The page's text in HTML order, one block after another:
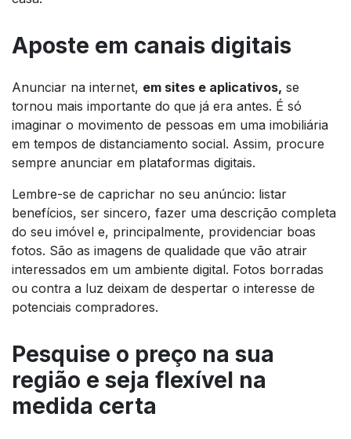
Aposte em canais digitais
Anunciar na internet, em sites e aplicativos, se
tornou mais importante do que já era antes. É só
imaginar o movimento de pessoas em uma imobiliária
em tempos de distanciamento social. Assim, procure
sempre anunciar em plataformas digitais.
Lembre-se de caprichar no seu anúncio: listar
benefícios, ser sincero, fazer uma descrição completa
do seu imóvel e, principalmente, providenciar boas
fotos. São as imagens de qualidade que vão atrair
interessados em um ambiente digital. Fotos borradas
ou contra a luz deixam de despertar o interesse de
potenciais compradores.
Pesquise o preço na sua
região e seja flexível na
medida certa